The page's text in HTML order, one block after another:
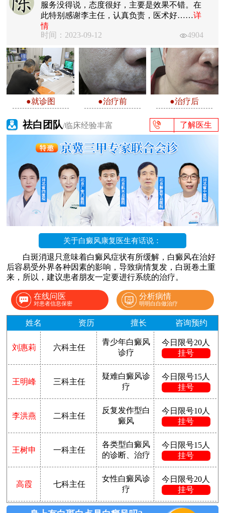
服务没得说，态度很好，主要是效果不错。在
此特别感谢李主任，认真负责，医术好……详
情
时间：2023-09-12
4904
●就诊图 ●治疗前 ●治疗后
祛白团队/临床经验丰富 了解医生
关于白癜风康复医生有话说：
白斑消退只意味着白癜风症状有所缓解，白癜风在治好
后容易受外界各种因素的影响，导致病情复发，白斑卷土重
来，所以，建议患者朋友一定要进行系统的治疗。
在线问医
对患者信息保密
分析病情
明明白白做治疗
姓名 资历 擅长 咨询预约
刘惠莉 六科主任
青少年白癜风
诊疗
今日限号20人
挂号
王明峰 三科主任
疑难白癜风诊
疗
今日限号15人
挂号
李洪燕 二科主任
反复发作型白
癜风
今日限号10人
挂号
王树申 一科主任
各类型白癜风
的诊断、治疗
今日限号15人
挂号
高霞 七科主任
女性白癜风诊
疗
今日限号20人
挂号